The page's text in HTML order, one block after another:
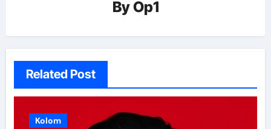
ByOp1
Related Post
Kolom